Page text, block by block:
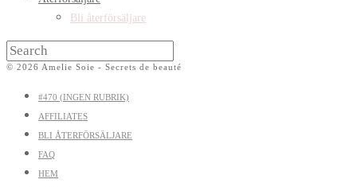
Bli återförsäljare
© 2026 Amelie Soie - Secrets de beauté
#470 (INGEN RUBRIK)
AFFILIATES
BLI ÅTERFÖRSÄLJARE
FAQ
HEM